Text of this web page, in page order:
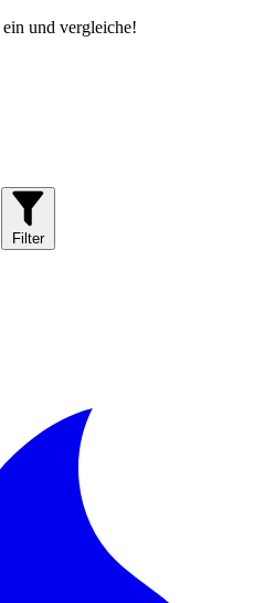
ein und vergleiche!
Filter